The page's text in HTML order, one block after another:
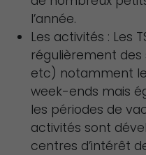
l’année.
Les activités : Les
régulièrement
etc) notamment
week-ends mais
les périodes de
activités sont
centres d’intérêt